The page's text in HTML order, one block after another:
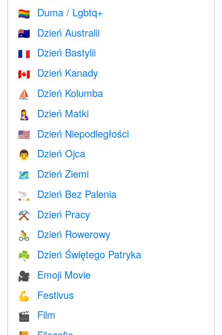
🏳️‍🌈 Duma / Lgbtq+
🇦🇺 Dzień Australii
🇫🇷 Dzień Bastylii
🇨🇦 Dzień Kanady
⛵️ Dzień Kolumba
🤱 Dzień Matki
🇺🇸 Dzień Niepodległości
👨 Dzień Ojca
🗺️ Dzień Ziemi
🚬 Dzień Bez Palenia
⚒️ Dzień Pracy
🚴 Dzień Rowerowy
☘️ Dzień Świętego Patryka
🎥 Emoji Movie
💪 Festivus
🎬 Film